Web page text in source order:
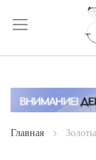
Skip
Content
Главная